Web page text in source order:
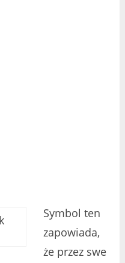
Symbol ten
zapowiada,
że przez swe